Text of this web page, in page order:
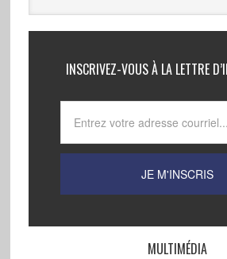
INSCRIVEZ-VOUS À LA LETTRE
MULTIMÉDIA